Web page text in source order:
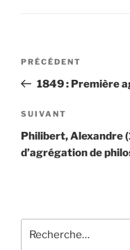
Navigation
l’article
Article
précédent
PRÉCÉDENT
1849 : Première
Article
suivant
SUIVANT
Philibert, Alexandre
d’agrégation de
pour